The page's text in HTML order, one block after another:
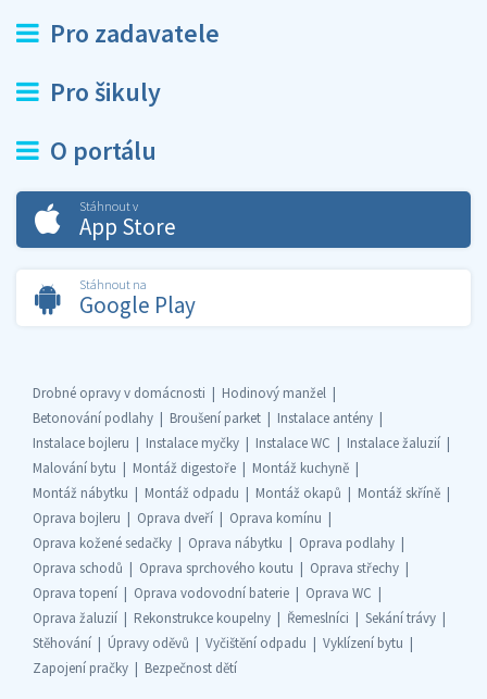
Pro zadavatele
Pro šikuly
O portálu
Stáhnout v
App Store
Stáhnout na
Google Play
Drobné opravy v domácnosti
Hodinový manžel
Betonování podlahy
Broušení parket
Instalace antény
Instalace bojleru
Instalace myčky Instalace WC
Instalace žaluzií
Malování bytu
Montáž digestoře
Montáž kuchyně
Montáž nábytku
Montáž odpadu Montáž okapů
Montáž skříně
Oprava bojleru
Oprava dveří
Oprava komínu
Oprava kožené sedačky
Oprava nábytku
Oprava podlahy
Oprava schodů
Oprava sprchového koutu
Oprava střechy
Oprava topení
Oprava vodovodní baterie
Oprava WC
Oprava žaluzií
Rekonstrukce koupelny Řemeslníci
Sekání trávy
Stěhování
Úpravy oděvů Vyčištění odpadu
Vyklízení bytu
Zapojení pračky
Bezpečnost dětí